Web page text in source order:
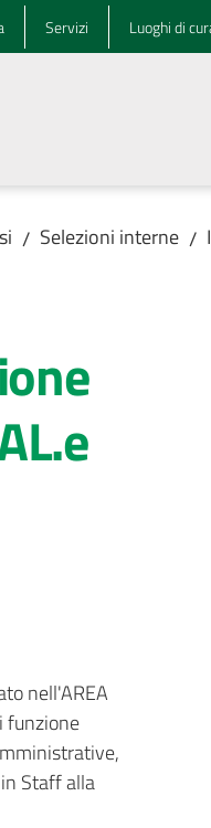
Servizi Luoghi di
/ Selezioni interne /
nell'AREA
funzione
Staff alla